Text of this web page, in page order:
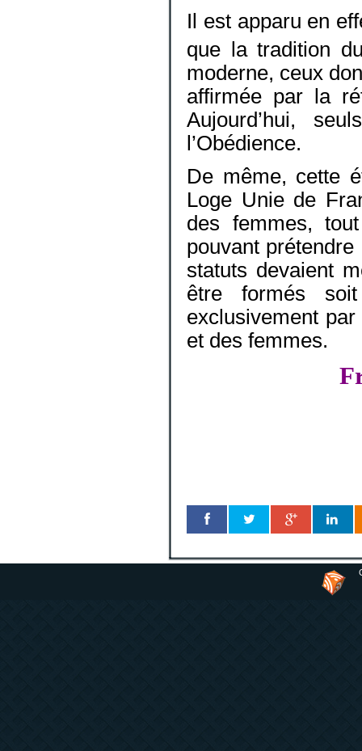
Il est apparu en
que la tradition
moderne, ceux
affirmée par la
Aujourd’hui,
l’Obédience.
De même, cette
Loge Unie de
des femmes,
pouvant prétendre
statuts devaient
être formés
exclusivement
et des femmes.